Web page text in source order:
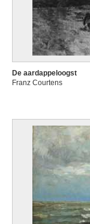
De aardappeloogst
Franz Courtens